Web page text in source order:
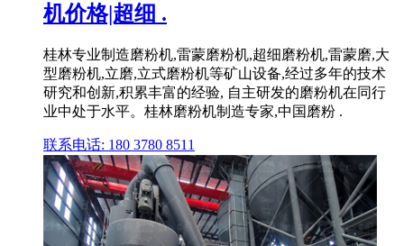
机价格|超细 .
桂林专业制造磨粉机,雷蒙磨粉机,超细磨粉机,雷蒙磨,大
型磨粉机,立磨,立式磨粉机等矿山设备,经过多年的技术
研究和创新,积累丰富的经验, 自主研发的磨粉机在同行
业中处于水平。桂林磨粉机制造专家,中国磨粉 .
联系电话: 180 3780 8511